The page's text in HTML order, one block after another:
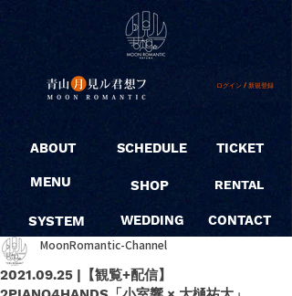
ログイン / 新規登録
ABOUT
MENU
SYSTEM
SCHEDULE
SHOP
WEDDING
TICKET
RENTAL
CONTACT
2021.09.25 |【観覧+配信】
MoonRomantic-Channel